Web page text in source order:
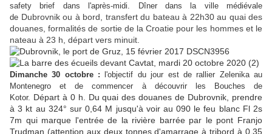
safety brief dans l'après-midi. Dîner dans la ville médiévale
de Dubrovnik ou à bord, transfert du bateau à 22h30 au quai des
douanes, formalités de sortie de la Croatie pour les hommes et le
nateau à 23 h, départ vers minuit.
Dimanche 30 octobre :
l'objectif du jour est de rallier Zelenika au
Montenegro et de commencer à découvrir les Bouches de
Kotor. Départ à 0 h. Du quai des douanes de Dubrovnik, prendre
à 3 kt au 324° sur 0,64 M jusqu'à voir au 090 le feu blanc Fl 2s
7m qui marque l'entrée de la rivière barrée par le pont Franjo
Trudman (attention aux deux tonnes d'amarrage à tribord à 0,35